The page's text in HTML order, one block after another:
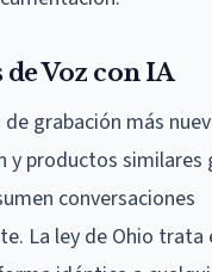
Voz con IA
grabación más
y productos similares
conversaciones
La ley de Ohio trata